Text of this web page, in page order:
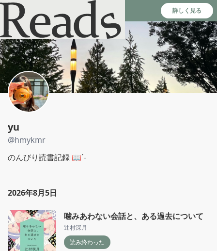
Reads - 読書のSNS＆記録アプリ 詳しく見る
yu
@hmykmr
のんびり読書記録 📖´-
2026年8月5日
噛みあわない会話と、ある過去について
辻村深月
読み終わった